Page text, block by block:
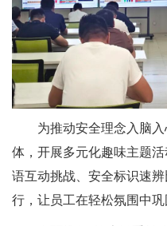
为推动安全理念入脑
体，开展多元化趣味主题
语互动挑战、安全标识速
行，让员工在轻松氛围中